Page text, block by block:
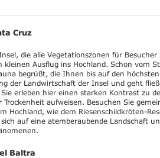
Cruz
die alle Vegetationszonen für
kleinen Ausflug ins Hochland. Schon vom
begrüßt, die Ihnen bis auf den
der Landwirtschaft der Insel und geht
Sie erleben hier einen starken Kontrast zu
aufweisen. Besuchen Sie
Hochland, wie dem Riesenschildkröten-
auf eine atemberaubende Landschaft
Baltra